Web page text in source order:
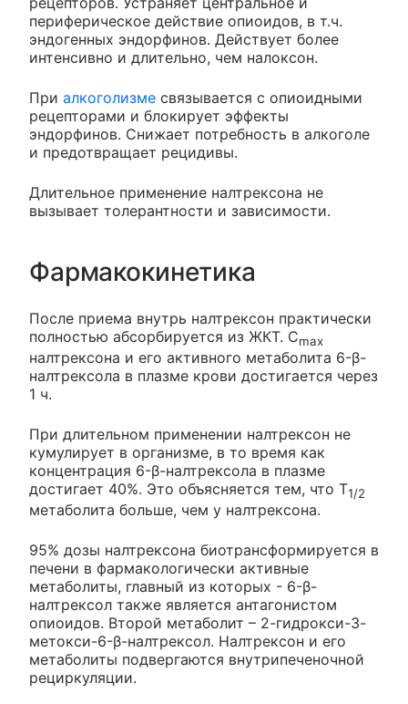
периферическое действие опиоидов, в т.ч.
эндогенных эндорфинов. Действует более
интенсивно и длительно, чем налоксон.
При алкоголизме связывается с опиоидными
рецепторами и блокирует эффекты
эндорфинов. Снижает потребность в алкоголе
и предотвращает рецидивы.
Длительное применение налтрексона не
вызывает толерантности и зависимости.
Фармакокинетика
После приема внутрь налтрексон практически
полностью абсорбируется из ЖКТ. Cmax
налтрексона и его активного метаболита 6-β-
налтрексола в плазме крови достигается через
1 ч.
При длительном применении налтрексон не
кумулирует в организме, в то время как
концентрация 6-β-налтрексола в плазме
достигает 40%. Это объясняется тем, что T1/2
метаболита больше, чем у налтрексона.
95% дозы налтрексона биотрансформируется в
печени в фармакологически активные
метаболиты, главный из которых - 6-β-
налтрексол также является антагонистом
опиоидов. Второй метаболит – 2-гидрокси-3-
метокси-6-β-налтрексол. Налтрексон и его
метаболиты подвергаются внутрипеченочной
рециркуляции.